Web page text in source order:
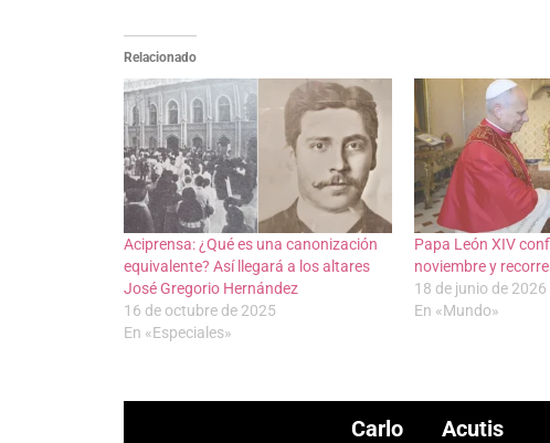
Relacionado
Aciprensa: ¿Qué es una canonización
equivalente? Así llegará a los altares
José Gregorio Hernández
16 de octubre de 2025
En «Especiales»
Papa León XIV
noviembre y
18 de junio de 2026
En «Mundo»
Carlo Acutis